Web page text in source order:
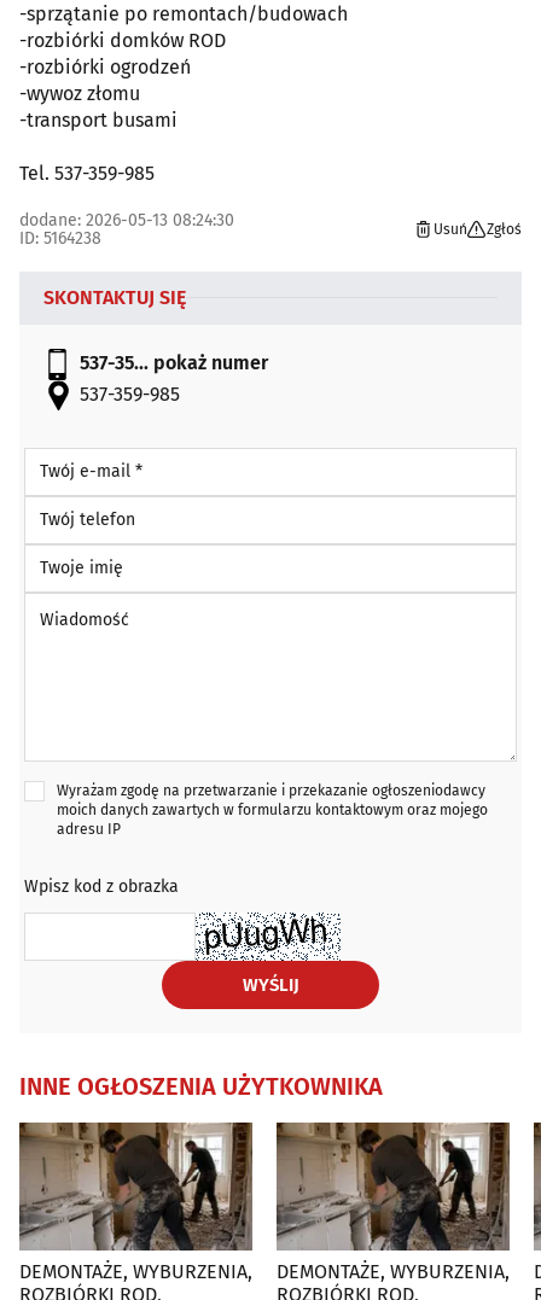
-sprzątanie po remontach/budowach
-rozbiórki domków ROD
-rozbiórki ogrodzeń
-wywoz złomu
-transport busami
Tel. 537-359-985
dodane: 2026-05-13 08:24:30
ID: 5164238
Usuń Zgłoś
SKONTAKTUJ SIĘ
537-35... pokaż numer
537-359-985
Twój e-mail *
Twój telefon
Twoje imię
Wyrażam zgodę na przetwarzanie i przekazanie ogłoszeniodawcy
moich danych zawartych w formularzu kontaktowym oraz mojego
adresu IP
Wpisz kod z obrazka
WYŚLIJ
INNE OGŁOSZENIA UŻYTKOWNIKA
DEMONTAŻE, WYBURZENIA,
ROZBIÓRKI ROD,
DEMONTAŻE, WYBURZENIA,
ROZBIÓRKI ROD,